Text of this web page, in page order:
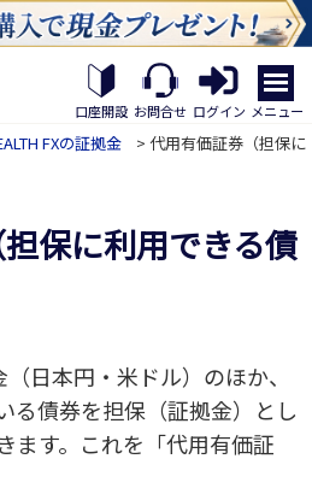
口座開設 お問合せ ログイン
繝｡
繝
九
繧
�
メニュー
FXの証拠金
> 代用有価証券（担保に
保に利用できる債
日本円・米ドル）のほか、
る債券を担保（証拠金）とし
ます。これを「代用有価証